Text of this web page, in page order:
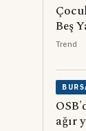
Beş
Trend
ağır